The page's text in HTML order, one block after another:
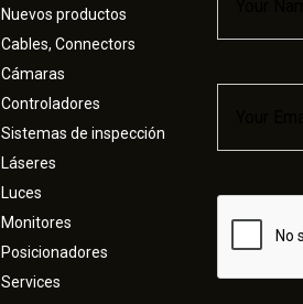
Nuevos productos
Cables, Connectors
Cámaras
Controladores
Sistemas de inspección
Láseres
Luces
Monitores
Posicionadores
Services